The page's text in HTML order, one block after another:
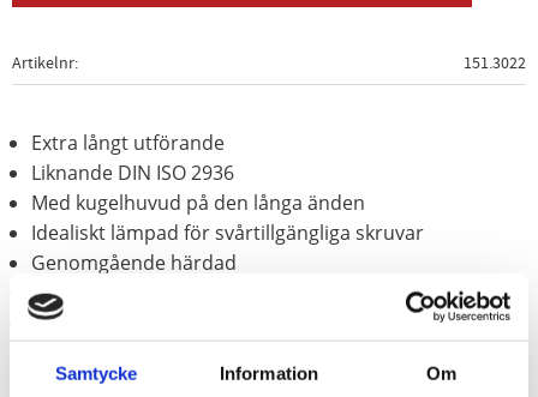
Samtycke Information Om
Artikelnr 151.3022
Extra långt utförande
Liknande DIN ISO 2936
Med kugelhuvud på den långa änden
Idealiskt lämpad för svårtillgängliga skruvar
Genomgående härdad
Behandlat med fosfor
Speciellt-verktygsstål